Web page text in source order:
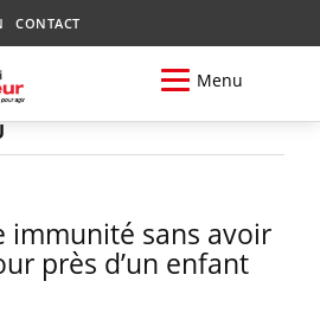
CONTACT
Menu
immunité sans avoir
près d’un enfant